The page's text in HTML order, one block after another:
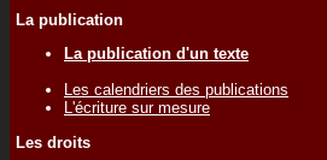
La publication
La publication d'un texte
Les calendriers des publications
L'écriture sur mesure
Les droits